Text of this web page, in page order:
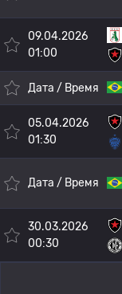
09.04.2026
01:00
Дата / Время
05.04.2026
01:30
Дата / Время
30.03.2026
00:30